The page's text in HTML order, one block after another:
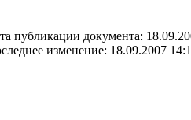
публикации документа:
изменение: 18.09.2007